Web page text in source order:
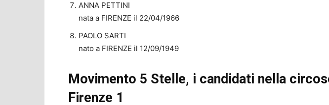
ANNA PETTINI
nata a FIRENZE il 22/04/1966
PAOLO SARTI
nato a FIRENZE il 12/09/1949
Movimento 5 Stelle, i candidati nella
Firenze 1